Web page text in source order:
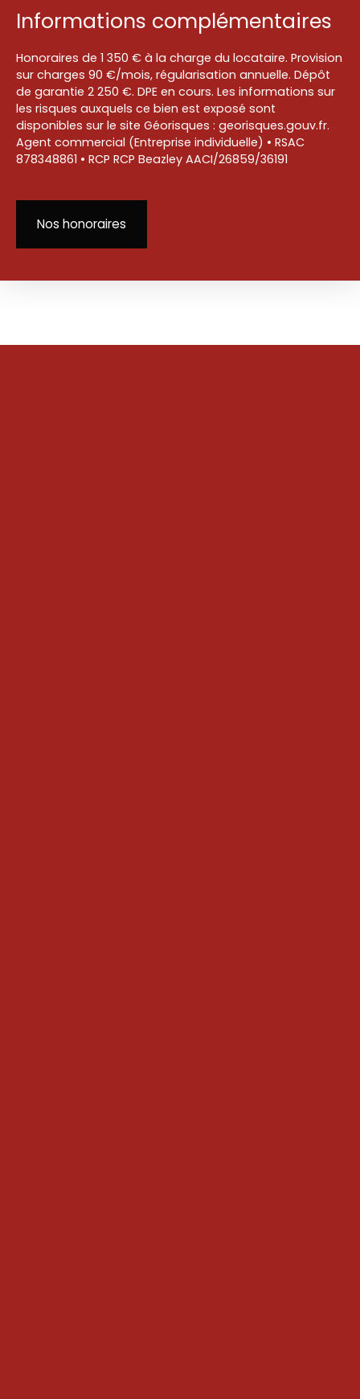
Informations complémentaires
Honoraires de 1 350 € à la charge du locataire. Provision
sur charges 90 €/mois, régularisation annuelle. Dépôt
de garantie 2 250 €. DPE en cours. Les informations sur
les risques auxquels ce bien est exposé sont
disponibles sur le site Géorisques : georisques.gouv.fr.
Agent commercial (Entreprise individuelle) • RSAC
878348861 • RCP RCP Beazley AACI/26859/36191
Nos honoraires